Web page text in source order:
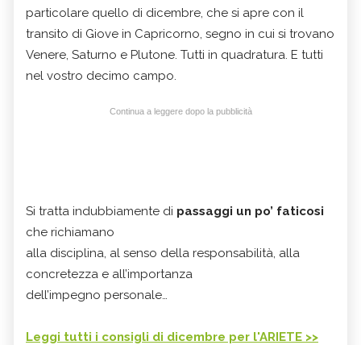
particolare quello di dicembre, che si apre con il
transito di Giove in Capricorno, segno in cui si trovano
Venere, Saturno e Plutone. Tutti in quadratura. E tutti
nel vostro decimo campo.
Continua a leggere dopo la pubblicità
Si tratta indubbiamente di passaggi un po’ faticosi
che richiamano
alla disciplina, al senso della responsabilità, alla
concretezza e all’importanza
dell’impegno personale…
Leggi tutti i consigli di dicembre per l'ARIETE >>